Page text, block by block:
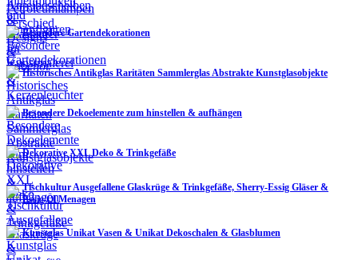
Besondere Gartendekorationen
Historisches Antikglas Raritäten Sammlerglas Abstrakte Kunstglasobjekte
Besondere Dekoelemente zum hinstellen & aufhängen
Dekorative XXL Deko & Trinkgefäße
Tischkultur Ausgefallene Glaskrüge & Trinkgefäße, Sherry-Essig Gläser &
Essig/Öl Menagen
Kunstglas Unikat Vasen & Unikat Dekoschalen & Glasblumen